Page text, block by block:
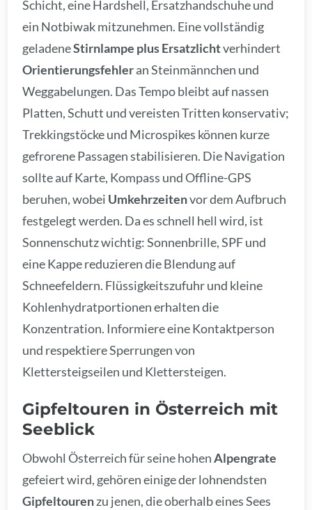
Schicht, eine Hardshell, Ersatzhandschuhe und
ein Notbiwak mitzunehmen. Eine vollständig
geladeneStirnlampe plus Ersatzlichtverhindert
Orientierungsfehleran Steinmännchen und
Weggabelungen. Das Tempo bleibt auf nassen
Platten, Schutt und vereisten Tritten konservativ;
Trekkingstöcke und Microspikes können kurze
gefrorene Passagen stabilisieren. Die Navigation
sollte auf Karte, Kompass und Offline-GPS
beruhen, wobei Umkehrzeitenvor dem Aufbruch
festgelegt werden. Da es schnell hell wird, ist
Sonnenschutz wichtig: Sonnenbrille, SPF und
eine Kappe reduzieren die Blendung auf
Schneefeldern. Flüssigkeitszufuhr und kleine
Kohlenhydratportionen erhalten die
Konzentration. Informiere eine Kontaktperson
und respektiere Sperrungen von
Klettersteigseilen und Klettersteigen.
Gipfeltouren in Österreich mit
Seeblick
Obwohl Österreich für seine hohenAlpengrate
gefeiert wird, gehören einige der lohnendsten
Gipfeltourenzu jenen, die oberhalb eines Sees